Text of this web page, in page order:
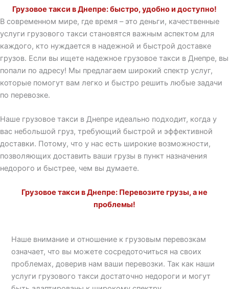
Грузовое такси в Днепре: быстро, удобно и доступно!
В современном мире, где время – это деньги, качественные
услуги грузового такси становятся важным аспектом для
каждого, кто нуждается в надежной и быстрой доставке
грузов. Если вы ищете надежное грузовое такси в Днепре, вы
попали по адресу! Мы предлагаем широкий спектр услуг,
которые помогут вам легко и быстро решить любые задачи
по перевозке.
Наше грузовое такси в Днепре идеально подходит, когда у
вас небольшой груз, требующий быстрой и эффективной
доставки. Потому, что у нас есть широкие возможности,
позволяющих доставить ваши грузы в пункт назначения
недорого и быстрее, чем вы думаете.
Грузовое такси в Днепре: Перевозите грузы, а не
проблемы!
Наше внимание и отношение к грузовым перевозкам
означает, что вы можете сосредоточиться на своих
проблемах, доверив нам ваши перевозки. Так как наши
услуги грузового такси достаточно недороги и могут